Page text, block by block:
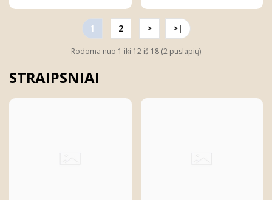
1 2 > >|
Rodoma nuo 1 iki 12 iš 18 (2 puslapių)
STRAIPSNIAI